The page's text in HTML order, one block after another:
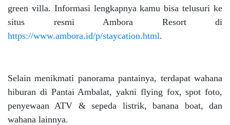
green villa. Informasi lengkapnya kamu bisa telusuri ke
situs resmi Ambora Resort di
https://www.ambora.id/p/staycation.html.
Selain menikmati panorama pantainya, terdapat wahana
hiburan di Pantai Ambalat, yakni flying fox, spot foto,
penyewaan ATV & sepeda listrik, banana boat, dan
wahana lainnya.